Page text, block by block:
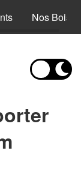
Nos